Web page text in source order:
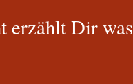
erzählt Dir was